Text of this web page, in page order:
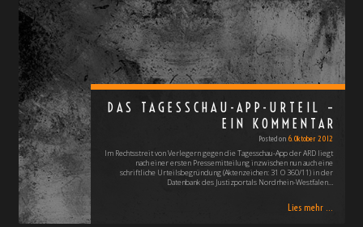
DAS TAGESSCHAU-APP-URTEIL –
EIN KOMMENTAR
Posted on 6. Oktober 2012
Im Rechtsstreit von Verlegern gegen die Tagesschau-App der ARD liegt
nach einer ersten Pressemitteilung inzwischen nun auch eine
schriftliche Urteilsbegründung (Aktenzeichen: 31 O 360/11) in der
Datenbank des Justizportals Nordrhein-Westfalen…
Lies mehr ...